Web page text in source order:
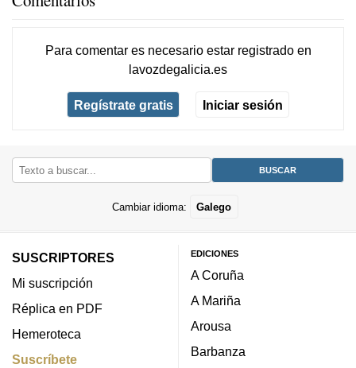
Para comentar es necesario estar registradoen
lavozdegalicia.es
Regístrate gratis Iniciar sesión
Cambiar idioma: Galego
SUSCRIPTORES
Mi suscripción
Réplica en PDF
Hemeroteca
Suscríbete
EDICIONES
A Coruña
A Mariña
Arousa
Barbanza